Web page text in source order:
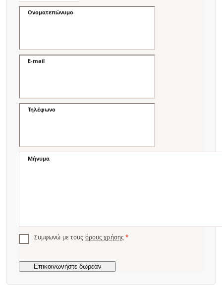
Ονοματεπώνυμο
E-mail
Τηλέφωνο
Μήνυμα
Συμφωνώ με τους όρους χρήσης *